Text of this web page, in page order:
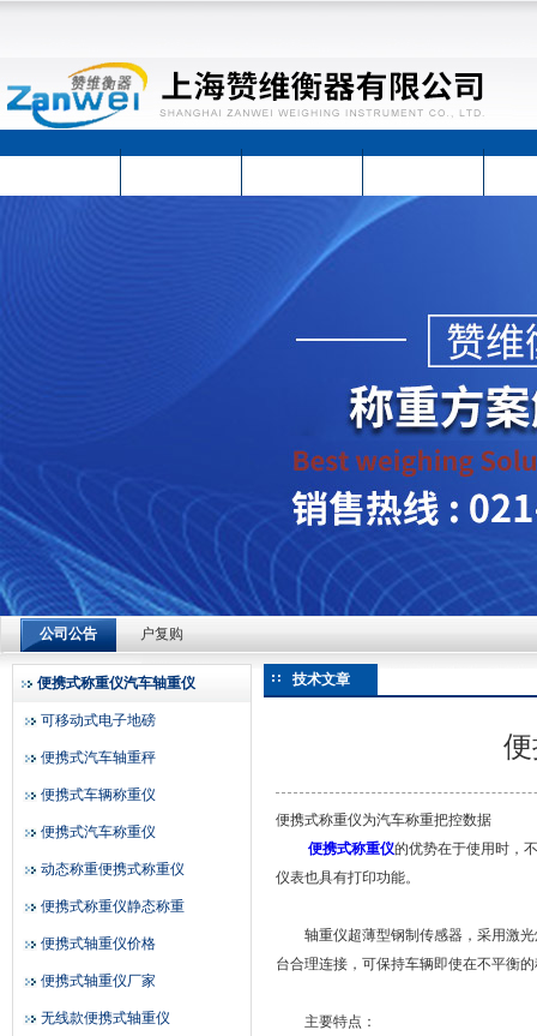
上海赞维衡器有限公司
公司公告
上海赞维ZLK700-4便携式汽车称重仪：深耕检测多年，凭精
户复购
2026-08-04
上海赞维ZLK700-4便携式汽车称重仪：深耕检测多年，凭精
便携式称重仪汽车轴重仪
可移动式电子地磅
便携式汽车轴重秤
便携式车辆称重仪
便携式汽车称重仪
动态称重便携式称重仪
便携式称重仪静态称重
便携式轴重仪价格
便携式轴重仪厂家
无线款便携式轴重仪
技术文章
便携式称重仪为汽车称重把控数据
便携式称重仪的优势在于使用时，
仪表也具有打印功能。
轴重仪超薄型钢制传感器，采用激光
台合理连接，可保持车辆即使在不平衡
主要特点：